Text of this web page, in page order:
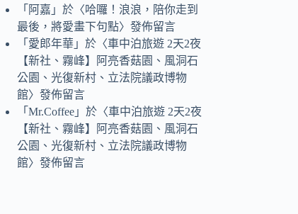
「 阿嘉 」於〈哈囉！浪浪，陪你走到
最後，將愛畫下句點〉發佈留言
「 愛郎年華 」於〈車中泊旅遊 2天2夜
【新社、霧峰】阿亮香菇園、風洞石
公園、光復新村、立法院議政博物
館〉發佈留言
「Mr.Coffee 」於〈車中泊旅遊 2天2夜
【新社、霧峰】阿亮香菇園、風洞石
公園、光復新村、立法院議政博物
館〉發佈留言